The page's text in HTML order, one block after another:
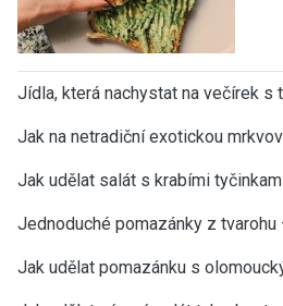
Jídla, která nachystat na večírek s
Jak na netradiční exotickou
Jak udělat salát s krabími
Jednoduché pomazánky z
Jak udělat pomazánku s